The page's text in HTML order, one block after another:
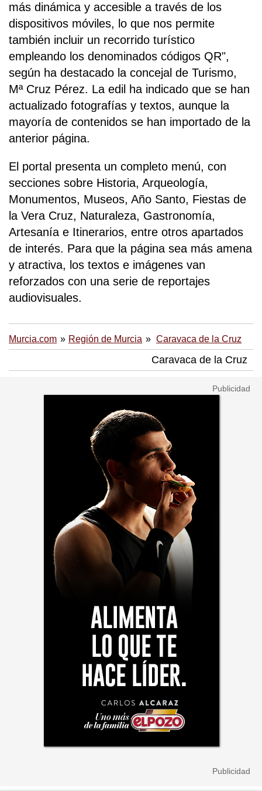
más dinámica y accesible a través de los
dispositivos móviles, lo que nos permite
también incluir un recorrido turístico
empleando los denominados códigos QR",
según ha destacado la concejal de Turismo,
Mª Cruz Pérez. La edil ha indicado que se han
actualizado fotografías y textos, aunque la
mayoría de contenidos se han importado de la
anterior página.
El portal presenta un completo menú, con
secciones sobre Historia, Arqueología,
Monumentos, Museos, Año Santo, Fiestas de
la Vera Cruz, Naturaleza, Gastronomía,
Artesanía e Itinerarios, entre otros apartados
de interés. Para que la página sea más amena
y atractiva, los textos e imágenes van
reforzados con una serie de reportajes
audiovisuales.
Murcia.com Región de Murcia Caravaca de la Cruz
Caravaca de la Cruz